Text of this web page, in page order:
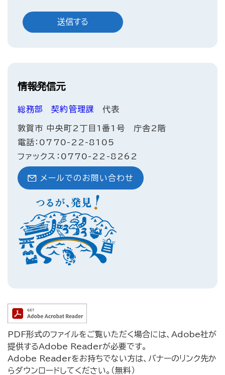
情報発信元
総務部 契約管理課 代表
敦賀市 中央町2丁目1番1号 庁舎2階
電話：0770-22-8105
ファックス：0770-22-8262
メールでのお問い合わせ
PDF形式のファイルをご覧いただく場合には、Adobe社が
提供するAdobe Readerが必要です。
Adobe Readerをお持ちでない方は、バナーのリンク先か
らダウンロードしてください。（無料）